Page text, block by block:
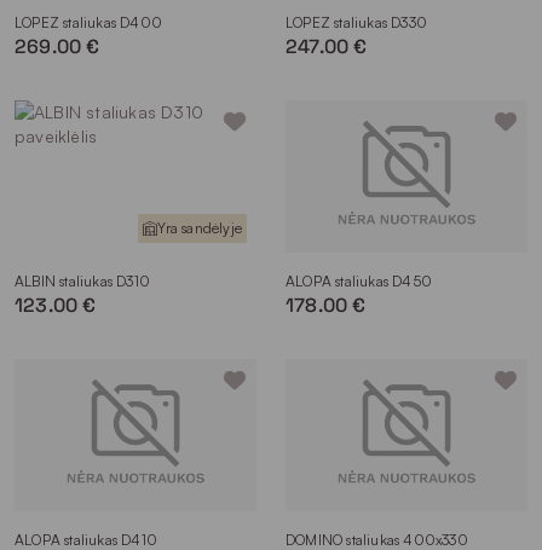
LOPEZ staliukas D400
269.00 €
LOPEZ staliukas D330
247.00 €
Yra sandėlyje
ALBIN staliukas D310
123.00 €
ALOPA staliukas D450
178.00 €
ALOPA staliukas D410 DOMINO staliukas 400x330